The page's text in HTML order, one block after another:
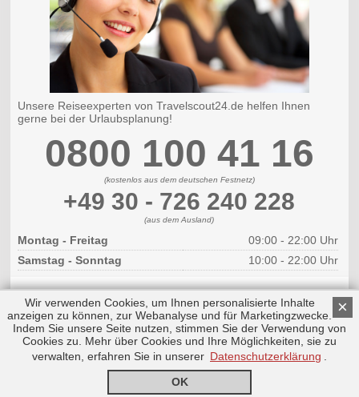
Unsere Reiseexperten von Travelscout24.de helfen Ihnen
gerne bei der Urlaubsplanung!
0800 100 41 16
(kostenlos aus dem deutschen Festnetz)
+49 30 - 726 240 228
(aus dem Ausland)
Montag - Freitag
09:00 - 22:00 Uhr
Samstag - Sonntag
10:00 - 22:00 Uhr
Copyright © 2026 by Triplemind GmbH
Impressum|Datenschutz
Nach oben
×
Wir verwenden Cookies, um Ihnen personalisierte Inhalte
anzeigen zu können, zur Webanalyse und für Marketingzwecke.
Indem Sie unsere Seite nutzen, stimmen Sie der Verwendung von
Cookies zu. Mehr über Cookies und Ihre Möglichkeiten, sie zu
verwalten, erfahren Sie in unserer Datenschutzerklärung
OK